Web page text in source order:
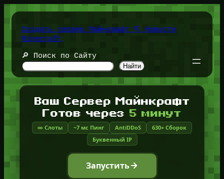
содержимому
Создать сервер Майнкрафт ⛏️ Новости
Minecraft
🔎 Поиск по Сайту
Найти
Ваш Сервер Майнкрафт
Готов через 5 минут
∞ Слоты ~7 мс Пинг AntiDDoS
630+ Сборок
Буквенный IP
Запустить